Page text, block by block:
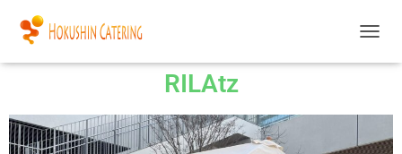
ビ
シ
ン
RILAtz